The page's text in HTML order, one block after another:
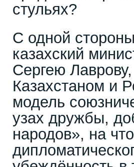
стульях?
С одной
казахский
Сергею
Казахстаном и
модель
узах дружбы,
народов», на